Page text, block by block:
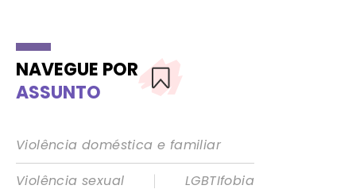
NAVEGUE POR
ASSUNTO
Violência doméstica e familiar
Violência sexual
|
LGBTIfobia